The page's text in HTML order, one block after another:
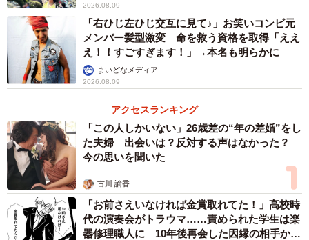
2026.08.09
「右ひじ左ひじ交互に見て♪」お笑いコンビ元
メンバー髪型激変 命を救う資格を取得「ええ
え！！すごすぎます！」→本名も明らかに
まいどなメディア
2026.08.09
アクセスランキング
「この人しかいない」26歳差の“年の差婚”をし
た夫婦 出会いは？反対する声はなかった？
今の思いを聞いた
古川 諭香
「お前さえいなければ金賞取れてた！」高校時
代の演奏会がトラウマ……責められた学生は楽
器修理職人に 10年後再会した因縁の相手から